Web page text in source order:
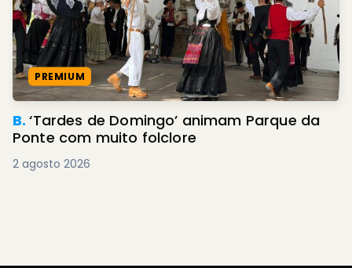
PREMIUM
B.‘Tardes de Domingo’ animam Parque da
Ponte com muito folclore
2 agosto 2026